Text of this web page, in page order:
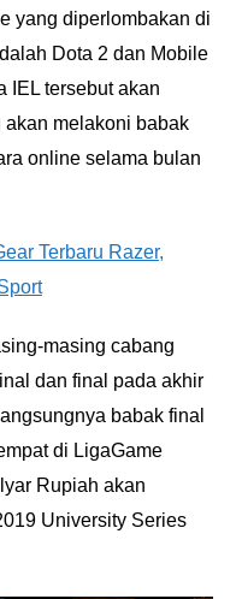
yang diperlombakan di
Dota 2 dan Mobile
IEL tersebut akan
melakoni babak
online selama bulan
Terbaru Razer,
masing cabang
dan final pada akhir
babak final
di LigaGame
Rupiah akan
University Series